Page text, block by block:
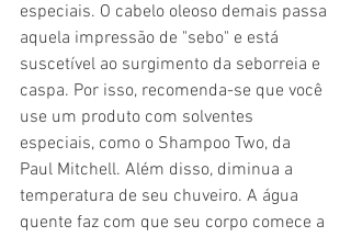
especiais. O cabelo oleoso demais passa
aquela impressão de "sebo" e está
suscetível ao surgimento da seborreia e
caspa. Por isso, recomenda-se que você
use um produto com solventes
especiais, como o Shampoo Two, da
Paul Mitchell. Além disso, diminua a
temperatura de seu chuveiro. A água
quente faz com que seu corpo comece a